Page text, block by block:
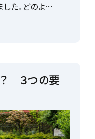
た。どのよ…
３つの要